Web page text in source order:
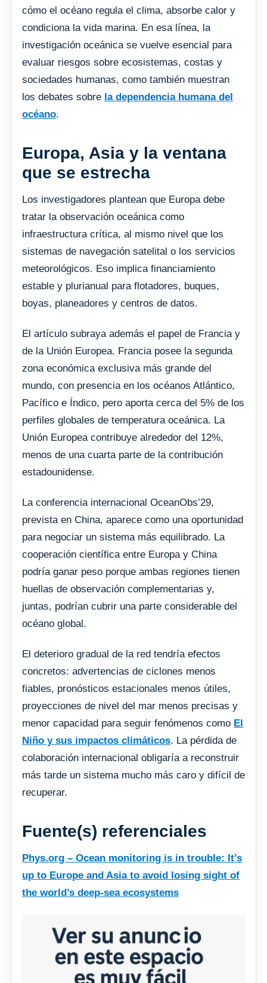
cómo el océano regula el clima, absorbe calor y
condiciona la vida marina. En esa línea, la
investigación oceánica se vuelve esencial para
evaluar riesgos sobre ecosistemas, costas y
sociedades humanas, como también muestran
los debates sobre la dependencia humana del
océano.
Europa, Asia y la ventana
que se estrecha
Los investigadores plantean que Europa debe
tratar la observación oceánica como
infraestructura crítica, al mismo nivel que los
sistemas de navegación satelital o los servicios
meteorológicos. Eso implica financiamiento
estable y plurianual para flotadores, buques,
boyas, planeadores y centros de datos.
El artículo subraya además el papel de Francia y
de la Unión Europea. Francia posee la segunda
zona económica exclusiva más grande del
mundo, con presencia en los océanos Atlántico,
Pacífico e Índico, pero aporta cerca del 5% de los
perfiles globales de temperatura oceánica. La
Unión Europea contribuye alrededor del 12%,
menos de una cuarta parte de la contribución
estadounidense.
La conferencia internacional OceanObs’29,
prevista en China, aparece como una oportunidad
para negociar un sistema más equilibrado. La
cooperación científica entre Europa y China
podría ganar peso porque ambas regiones tienen
huellas de observación complementarias y,
juntas, podrían cubrir una parte considerable del
océano global.
El deterioro gradual de la red tendría efectos
concretos: advertencias de ciclones menos
fiables, pronósticos estacionales menos útiles,
proyecciones de nivel del mar menos precisas y
menor capacidad para seguir fenómenos como El
Niño y sus impactos climáticos. La pérdida de
colaboración internacional obligaría a reconstruir
más tarde un sistema mucho más caro y difícil de
recuperar.
Fuente(s) referenciales
Phys.org – Ocean monitoring is in trouble: It’s
up to Europe and Asia to avoid losing sight of
the world’s deep-sea ecosystems